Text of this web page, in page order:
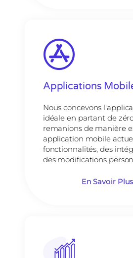
Applications
Nous concevons
idéale en partant de
remanions de manière
application mobile
fonctionnalités, des
des modifications
En Savoir